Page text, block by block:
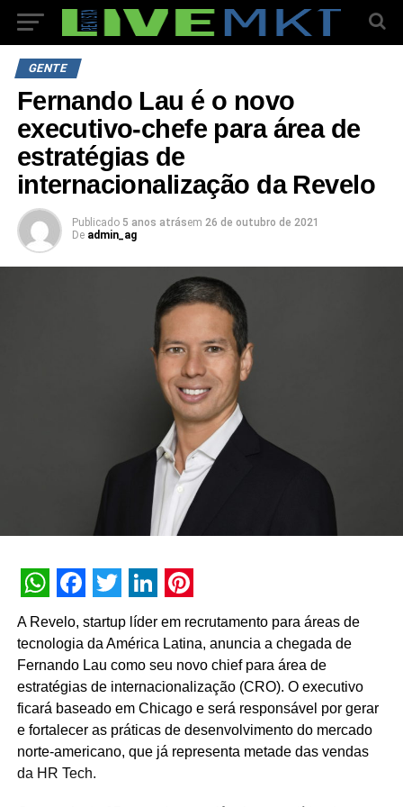
GENTE
Fernando Lau é o novo
executivo-chefe para área de
estratégias de
internacionalização da Revelo
Publicado 5 anos atrásem 26 de outubro de 2021
De admin_ag
WhatsApp
Facebook
Twitter
LinkedIn
Pinterest
A Revelo, startup líder em recrutamento para áreas de
tecnologia da América Latina, anuncia a chegada de
Fernando Lau como seu novo chief para área de
estratégias de internacionalização (CRO). O executivo
ficará baseado em Chicago e será responsável por gerar
e fortalecer as práticas de desenvolvimento do mercado
norte-americano, que já representa metade das vendas
da HR Tech.